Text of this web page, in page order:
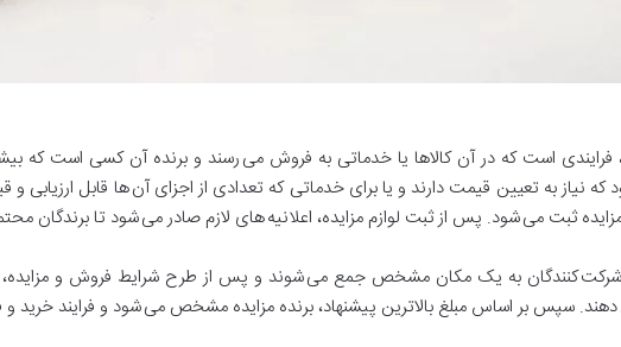
فرایندی است که در آن کالاها یا خدماتی به فروش می رسند و برنده آن کسی است که
که نیاز به تعیین قیمت دارند و یا برای خدماتی که تعدادی از اجزای آن ها قابل
مزایده ثبت می شود. پس از ثبت لوازم مزایده، اعلانیه های لازم صادر می شود تا برندگان
شرکت کنندگان به یک مکان مشخص جمع می شوند و پس از طرح شرایط فروش و
دهند. سپس بر اساس مبلغ بالاترین پیشنهاد، برنده مزایده مشخص می شود و فرایند